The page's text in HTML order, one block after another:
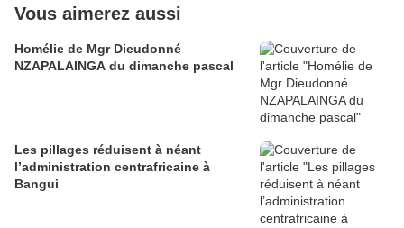
Vous aimerez aussi
Homélie de Mgr Dieudonné
NZAPALAINGA du dimanche pascal
Les pillages réduisent à néant
l’administration centrafricaine à
Bangui